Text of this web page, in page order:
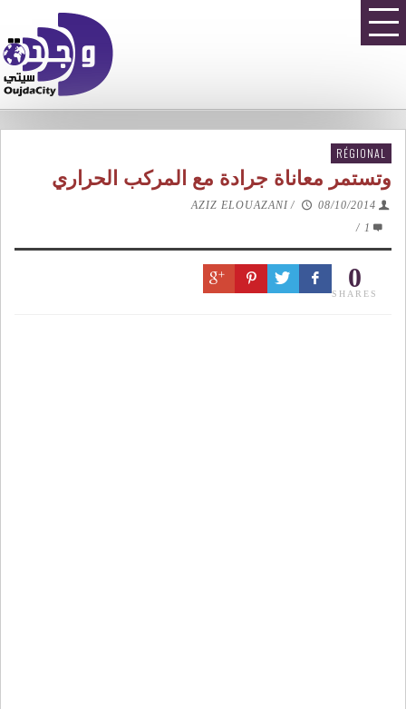
RÉGIONAL
وتستمر معاناة جرادة مع المركب الحراري
AZIZ ELOUAZANI /
08/10/2014
1
/
0
SHARES